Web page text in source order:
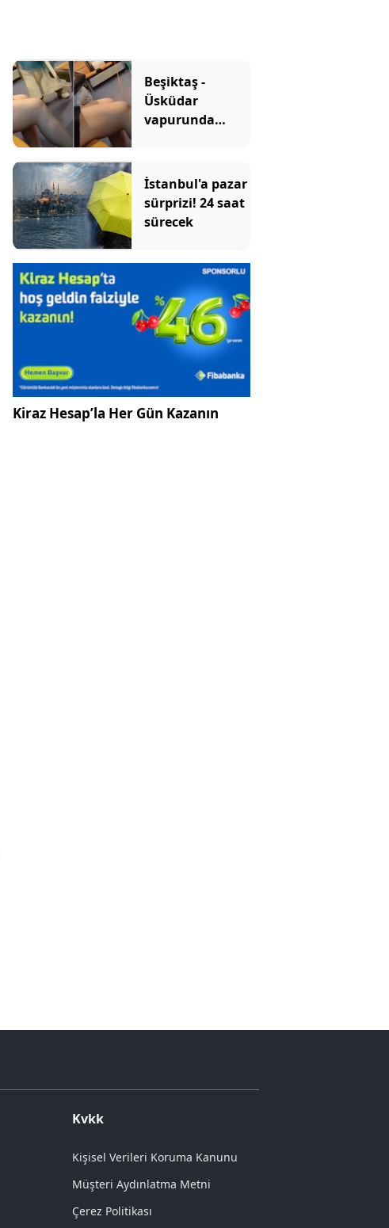
Beşiktaş -
Üsküdar
vapurunda
giyen genç kıza
bastonla vurdu
İstanbul'a pazar
sürprizi! 24 saat
sürecek
Kiraz Hesap’la Her Gün Kazanın
Kvkk
Kişisel Verileri Koruma Kanunu
Müşteri Aydınlatma Metni
Çerez Politikası